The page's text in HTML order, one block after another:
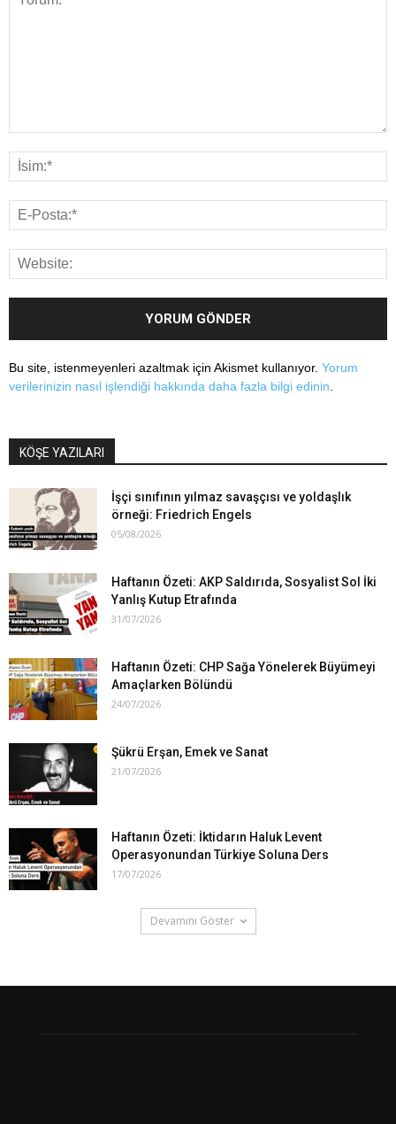
Bu site, istenmeyenleri azaltmak için Akismet kullanıyor. Yorum
verilerinizin nasıl işlendiği hakkında daha fazla bilgi edinin
KÖŞE YAZILARI
İşçi sınıfının yılmaz savaşçısı ve yoldaşlık
örneği: Friedrich Engels
05/08/2026
Haftanın Özeti: AKP Saldırıda, Sosyalist Sol İki
Yanlış Kutup Etrafında
31/07/2026
Haftanın Özeti: CHP Sağa Yönelerek Büyümeyi
Amaçlarken Bölündü
24/07/2026
Şükrü Erşan, Emek ve Sanat
21/07/2026
Haftanın Özeti: İktidarın Haluk Levent
Operasyonundan Türkiye Soluna Ders
17/07/2026
Devamını Göster